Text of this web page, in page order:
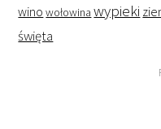
wino wołowina wypieki
święta